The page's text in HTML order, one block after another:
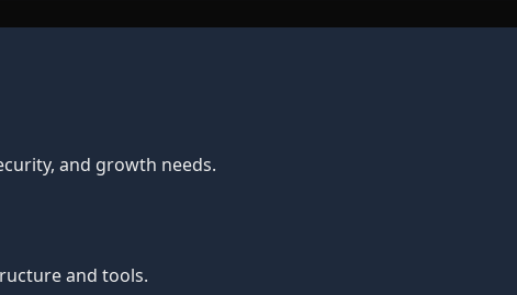
and growth needs.
and tools.